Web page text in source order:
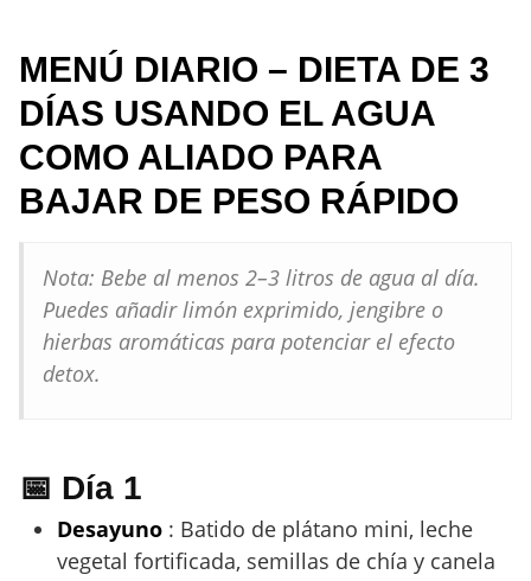
MENÚ DIARIO – DIETA DE 3
DÍAS USANDO EL AGUA
COMO ALIADO PARA
BAJAR DE PESO RÁPIDO
Nota: Bebe al menos 2–3 litros de agua al día.
Puedes añadir limón exprimido, jengibre o
hierbas aromáticas para potenciar el efecto
detox.
📅 Día 1
Desayuno : Batido de plátano mini, leche
vegetal fortificada, semillas de chía y canela